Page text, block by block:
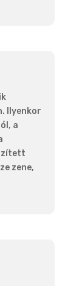
Ilyenkor
a
zene,